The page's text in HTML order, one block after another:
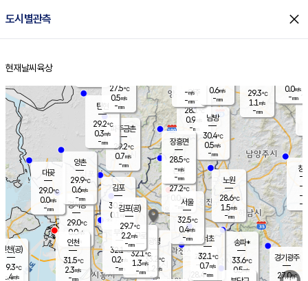
도시별관측 close
홈
현재날씨 육상
양주
28.1℃
0.9
-mm
과천
28.4℃
경기광주
27.0℃
경서동
29.0℃
0.0m/s
-mm
파주금촌
29.2℃
0.7m/s
-mm
29.3℃
1.1 m/s
-mm
대곶
29.0℃
0.0m/s
-mm
창
-
-m/
-
탄현
29.2℃
0.3m/s
-mm
0.0m/s
-mm
김포
30.3℃
0.1 m/s
mm
광명
33.2 ℃
1.2 m/s
-mm
부천
32.1℃
0.2m/s
-mm
양촌
29.9℃
0.6m/s
-mm
구로
32.1℃
1.3m/s
-mm
은평
27.2℃
0.0 m/s
- mm
노원
28.6℃
1.5m/s
-mm
송파*
33.6℃
0.5m/s
-mm
서초
32.1℃
0.7m/s
-mm
남방
30.4℃
0.5m/s
-mm
장흥면
28.5℃
-m/s
-mm
-m/s
-mm
인천(공)
29.3℃
1.4m/s
김포(공)
29.7℃
2.2m/s
-mm
인천
31.5℃
2.3m/s
-mm
서울
32.5℃
0.4m/s
-mm
27.5℃
0.5m/s
-mm
0.6m/s
-mm